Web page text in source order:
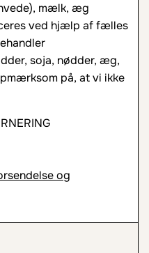
mælk, æg
ved hjælp af fælles
soja, nødder, æg,
på, at vi ikke
og